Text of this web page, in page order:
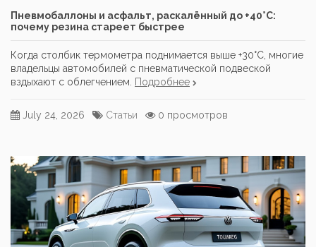
Пневмобаллоны и асфальт, раскалённый до +40°C:
почему резина стареет быстрее
Когда столбик термометра поднимается выше +30°C, многие
владельцы автомобилей с пневматической подвеской
вздыхают с облегчением. Подробнее
July 24, 2026 Статьи 0 просмотров